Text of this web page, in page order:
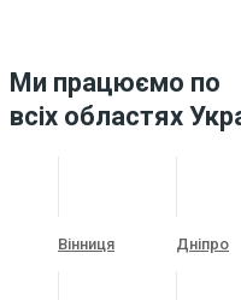
Ми працюємо по
всіх областях
Вінниця Дніпро